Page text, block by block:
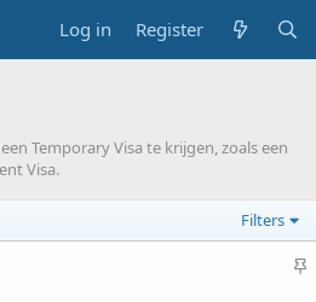
Log in Register
Temporary Visa te krijgen, zoals een
Visa.
Filters
S